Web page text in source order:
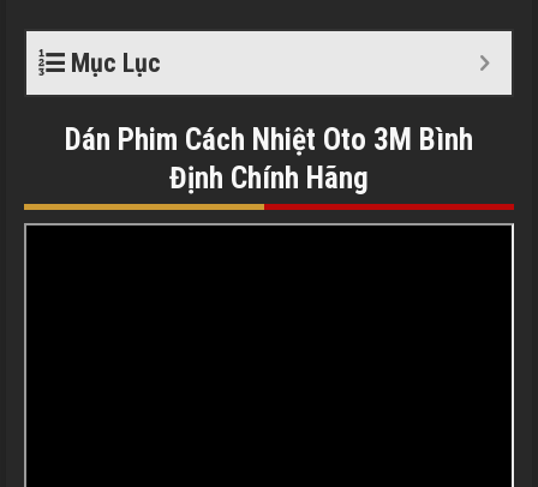
Mục Lục
Dán Phim Cách Nhiệt Oto 3M Bình
Định Chính Hãng